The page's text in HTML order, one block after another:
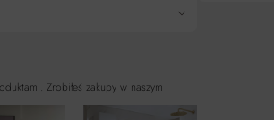
Zrobiłeś zakupy w naszym